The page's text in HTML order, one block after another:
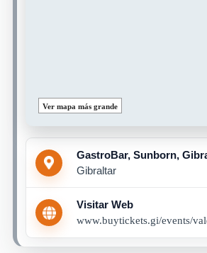
Ver mapa más grande
GastroBar, Sunborn,
Gibraltar
Visitar Web